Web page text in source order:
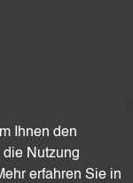
Ihnen den
Nutzung
erfahren Sie in